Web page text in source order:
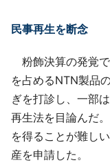
民事再生を断念
粉飾決算の発覚
を占めるNTN製品
ぎを打診し、一部
再生法を目論んだ
を得ることが難し
産を申請した。